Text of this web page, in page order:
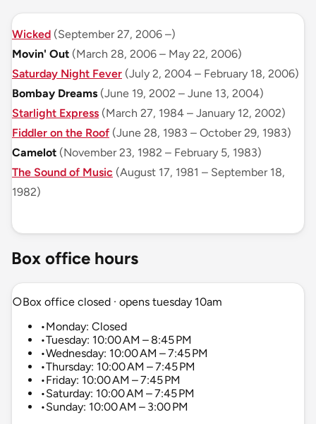
Wicked (September 27, 2006 –)
Movin' Out (March 28, 2006 – May 22, 2006)
Saturday Night Fever (July 2, 2004 – February 18, 2006)
Bombay Dreams (June 19, 2002 – June 13, 2004)
Starlight Express (March 27, 1984 – January 12, 2002)
Fiddler on the Roof (June 28, 1983 – October 29, 1983)
Camelot (November 23, 1982 – February 5, 1983)
The Sound of Music (August 17, 1981 – September 18,
1982)
Box office hours
○Box office closed · opens tuesday 10am
•Monday: Closed
•Tuesday: 10:00 AM – 8:45 PM
•Wednesday: 10:00 AM – 7:45 PM
•Thursday: 10:00 AM – 7:45 PM
•Friday: 10:00 AM – 7:45 PM
•Saturday: 10:00 AM – 7:45 PM
•Sunday: 10:00 AM – 3:00 PM